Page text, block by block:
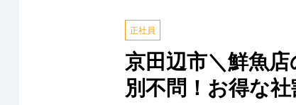
正社員
京田辺市＼鮮魚
別不問！お得な